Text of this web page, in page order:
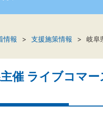
情報 支援施策情報 岐阜
催 ライブコマ